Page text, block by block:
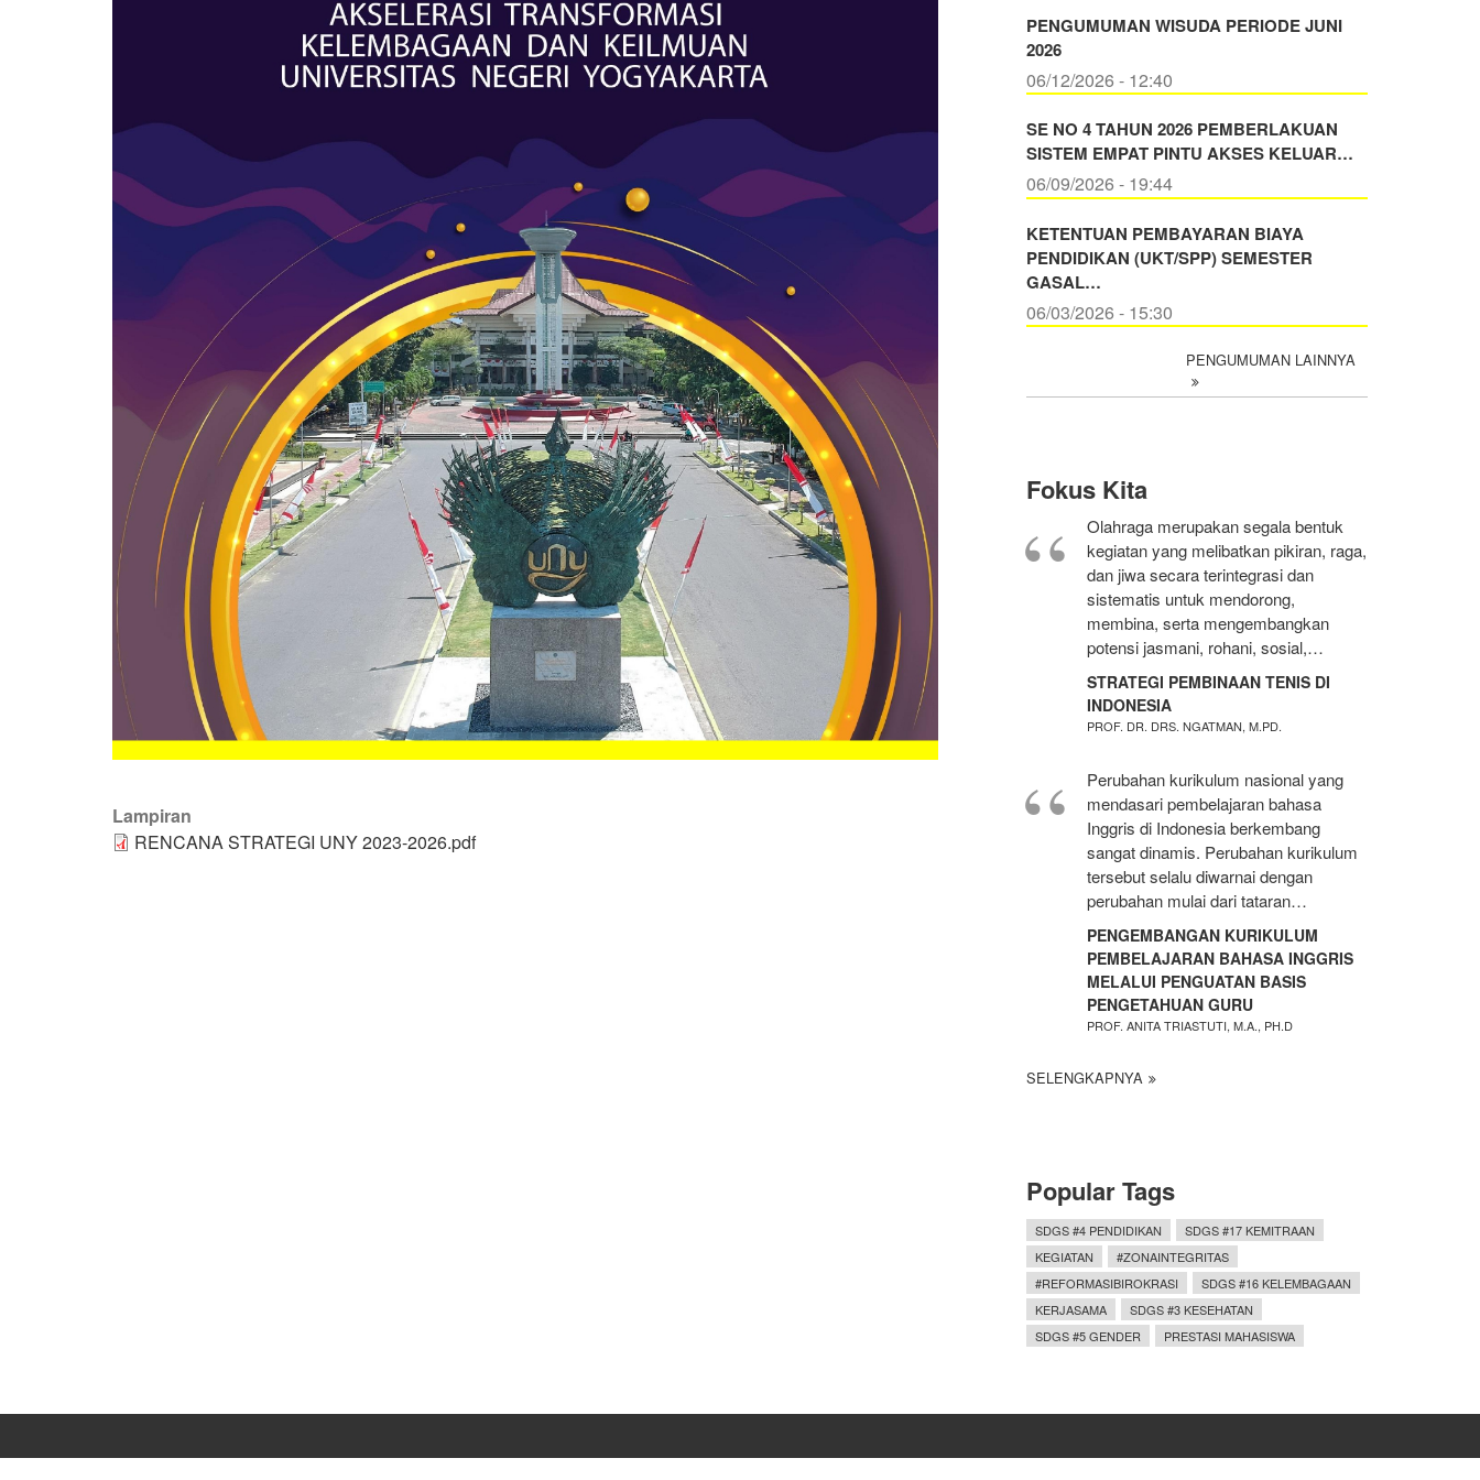
Lampiran
RENCANA STRATEGI UNY 2023-2026.pdf
PENGUMUMAN WISUDA PERIODE JUNI
2026
06/12/2026 - 12:40
SE NO 4 TAHUN 2026 PEMBERLAKUAN
SISTEM EMPAT PINTU AKSES KELUAR…
06/09/2026 - 19:44
KETENTUAN PEMBAYARAN BIAYA
PENDIDIKAN (UKT/SPP) SEMESTER
GASAL…
06/03/2026 - 15:30
PENGUMUMAN LAINNYA
Fokus Kita
Olahraga merupakan segala bentuk
kegiatan yang melibatkan pikiran, raga,
dan jiwa secara terintegrasi dan
sistematis untuk mendorong,
membina, serta mengembangkan
potensi jasmani, rohani, sosial,…
STRATEGI PEMBINAAN TENIS DI
INDONESIA
PROF. DR. DRS. NGATMAN, M.PD.
Perubahan kurikulum nasional yang
mendasari pembelajaran bahasa
Inggris di Indonesia berkembang
sangat dinamis. Perubahan kurikulum
tersebut selalu diwarnai dengan
perubahan mulai dari tataran…
PENGEMBANGAN KURIKULUM
PEMBELAJARAN BAHASA INGGRIS
MELALUI PENGUATAN BASIS
PENGETAHUAN GURU
PROF. ANITA TRIASTUTI, M.A., PH.D
SELENGKAPNYA
Popular Tags
SDGS #4 PENDIDIKAN
SDGS #17 KEMITRAAN
KEGIATAN
#ZONAINTEGRITAS
#REFORMASIBIROKRASI
SDGS #16 KELEMBAGAAN
KERJASAMA
SDGS #3 KESEHATAN
SDGS #5 GENDER
PRESTASI MAHASISWA